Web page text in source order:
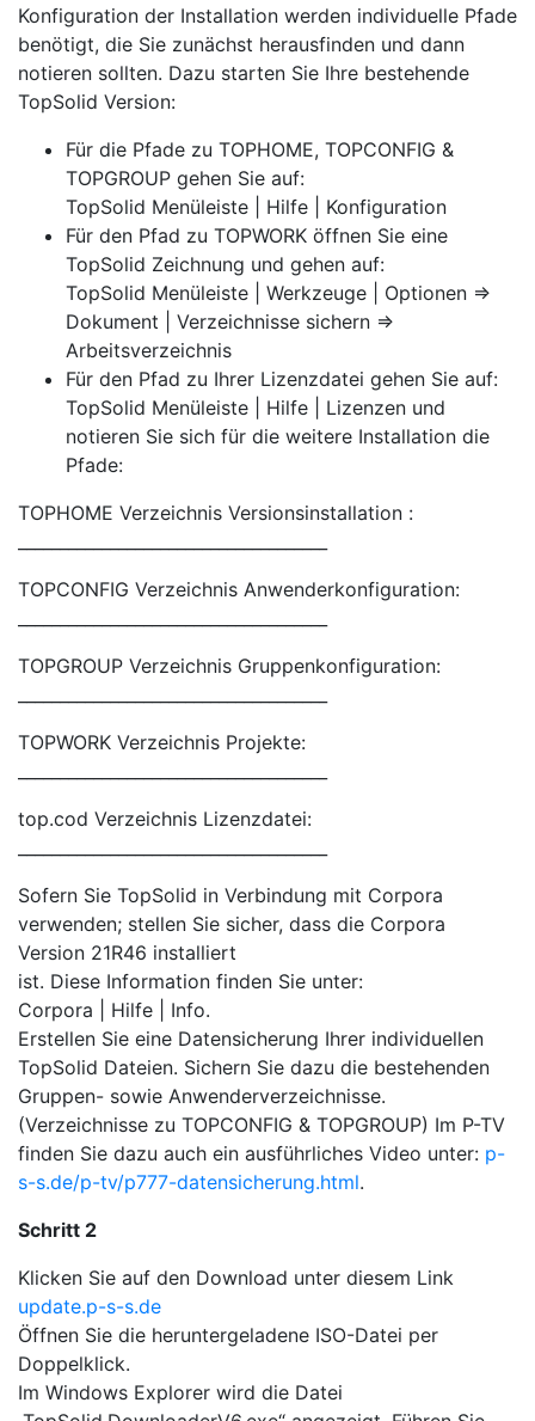
Konfiguration der Installation werden individuelle Pfade
benötigt, die Sie zunächst herausfinden und dann
notieren sollten. Dazu starten Sie Ihre bestehende
TopSolid Version:
Für die Pfade zu TOPHOME, TOPCONFIG &
TOPGROUP gehen Sie auf:
TopSolid Menüleiste | Hilfe | Konfiguration
Für den Pfad zu TOPWORK öffnen Sie eine
TopSolid Zeichnung und gehen auf:
TopSolid Menüleiste | Werkzeuge | Optionen =>
Dokument | Verzeichnisse sichern =>
Arbeitsverzeichnis
Für den Pfad zu Ihrer Lizenzdatei gehen Sie auf:
TopSolid Menüleiste | Hilfe | Lizenzen und
notieren Sie sich für die weitere Installation die
Pfade:
TOPHOME Verzeichnis Versionsinstallation :
TOPCONFIG Verzeichnis Anwenderkonfiguration:
TOPGROUP Verzeichnis Gruppenkonfiguration:
TOPWORK Verzeichnis Projekte:
top.cod Verzeichnis Lizenzdatei:
Sofern Sie TopSolid in Verbindung mit Corpora
verwenden; stellen Sie sicher, dass die Corpora
Version 21R46 installiert
ist. Diese Information finden Sie unter:
Corpora | Hilfe | Info.
Erstellen Sie eine Datensicherung Ihrer individuellen
TopSolid Dateien. Sichern Sie dazu die bestehenden
Gruppen- sowie Anwenderverzeichnisse.
(Verzeichnisse zu TOPCONFIG & TOPGROUP) Im P-TV
finden Sie dazu auch ein ausführliches Video unter: p-
s-s.de/p-tv/p777-datensicherung.html.
Schritt 2
Klicken Sie auf den Download unter diesem Link
update.p-s-s.de
Öffnen Sie die heruntergeladene ISO-Datei per
Doppelklick.
Im Windows Explorer wird die Datei